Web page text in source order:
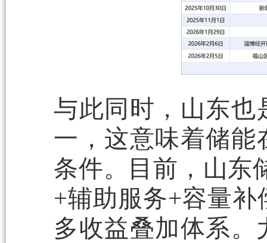
与此同时，山东也
一，这意味着储
条件。目前，山东
+辅助服务+容量
多收益叠加体系